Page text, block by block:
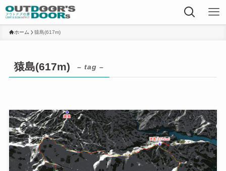
ホーム 猿島(617m)
猿島(617m) – tag –